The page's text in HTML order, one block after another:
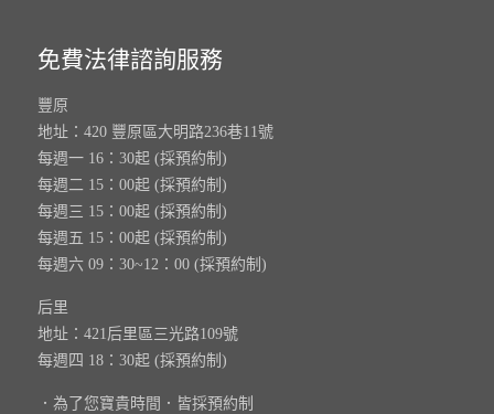
免費法律諮詢服務
豐原
地址：420 豐原區大明路236巷11號
每週一 16：30起 (採預約制)
每週二 15：00起 (採預約制)
每週三 15：00起 (採預約制)
每週五 15：00起 (採預約制)
每週六 09：30~12：00 (採預約制)
后里
地址：421后里區三光路109號
每週四 18：30起 (採預約制)
．為了您寶貴時間．皆採預約制